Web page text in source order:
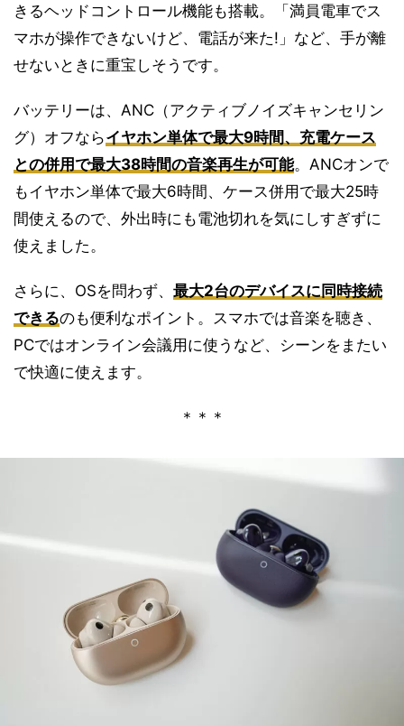
きるヘッドコントロール機能も搭載。「満員電車でス
マホが操作できないけど、電話が来た!」など、手が離
せないときに重宝しそうです。
バッテリーは、ANC（アクティブノイズキャンセリン
グ）オフならイヤホン単体で最大9時間、充電ケース
との併用で最大38時間の音楽再生が可能。ANCオンで
もイヤホン単体で最大6時間、ケース併用で最大25時
間使えるので、外出時にも電池切れを気にしすぎずに
使えました。
さらに、OSを問わず、 最大2台のデバイスに同時接続
できるのも便利なポイント。スマホでは音楽を聴き、
PCではオンライン会議用に使うなど、シーンをまたい
で快適に使えます。
＊＊＊